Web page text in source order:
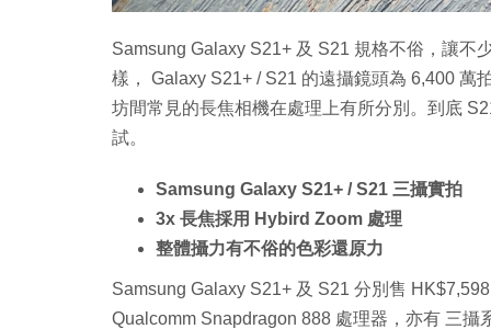
Samsung Galaxy S21+ 及 S21 規格不俗，讓不
樣， Galaxy S21+ / S21 的遠攝鏡頭為 6,400 萬
坊間常見的長焦相機在處理上有所分別。到底
試。
Samsung Galaxy S21+ / S21 三攝實拍
3x 長焦採用 Hybird Zoom 處理
整體攝力有不俗的色彩還原力
Samsung Galaxy S21+ 及 S21 分別售
Qualcomm Snapdragon 888 處理器，亦有 三